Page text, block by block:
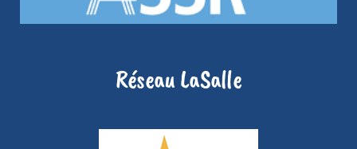
Réseau LaSalle